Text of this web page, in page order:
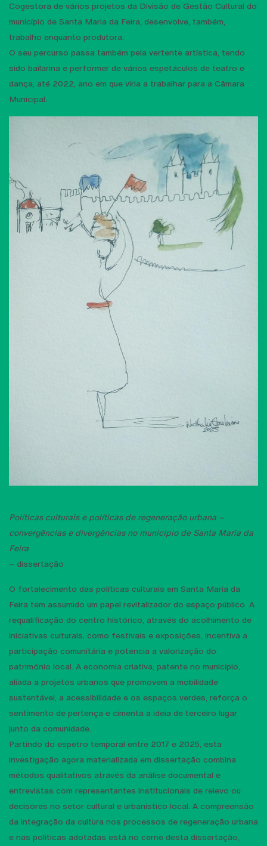
Cogestora de vários projetos da Divisão de Gestão Cultural do
município de Santa Maria da Feira, desenvolve, também,
trabalho enquanto produtora.
O seu percurso passa também pela vertente artística, tendo
sido bailarina e performer de vários espetáculos de teatro e
dança, até 2022, ano em que viria a trabalhar para a Câmara
Municipal.
Políticas culturais e políticas de regeneração urbana –
convergências e divergências no município de Santa Maria da
Feira
– dissertação
O fortalecimento das políticas culturais em Santa Maria da
Feira tem assumido um papel revitalizador do espaço público. A
requalificação do centro histórico, através do acolhimento de
iniciativas culturais, como festivais e exposições, incentiva a
participação comunitária e potencia a valorização do
património local. A economia criativa, patente no município,
aliada a projetos urbanos que promovem a mobilidade
sustentável, a acessibilidade e os espaços verdes, reforça o
sentimento de pertença e cimenta a ideia de terceiro lugar
junto da comunidade.
Partindo do espetro temporal entre 2017 e 2025, esta
investigação agora materializada em dissertação combina
métodos qualitativos através da análise documental e
entrevistas com representantes institucionais de relevo ou
decisores no setor cultural e urbanístico local. A compreensão
da integração da cultura nos processos de regeneração urbana
e nas políticas adotadas está no cerne desta dissertação,